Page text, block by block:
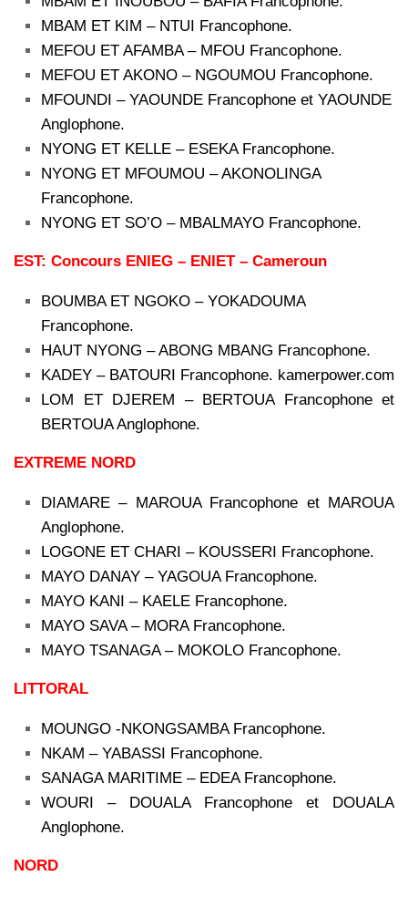
MBAM ET KIM – NTUI Francophone.
MEFOU ET AFAMBA – MFOU Francophone.
MEFOU ET AKONO – NGOUMOU Francophone.
MFOUNDI – YAOUNDE Francophone et YAOUNDE
Anglophone.
NYONG ET KELLE – ESEKA Francophone.
NYONG ET MFOUMOU – AKONOLINGA
Francophone.
NYONG ET SO’O – MBALMAYO Francophone.
EST: Concours ENIEG – ENIET – Cameroun
BOUMBA ET NGOKO – YOKADOUMA
Francophone.
HAUT NYONG – ABONG MBANG Francophone.
KADEY – BATOURI Francophone. kamerpower.com
LOM ET DJEREM – BERTOUA Francophone et
BERTOUA Anglophone.
EXTREME NORD
DIAMARE – MAROUA Francophone et MAROUA
Anglophone.
LOGONE ET CHARI – KOUSSERI Francophone.
MAYO DANAY – YAGOUA Francophone.
MAYO KANI – KAELE Francophone.
MAYO SAVA – MORA Francophone.
MAYO TSANAGA – MOKOLO Francophone.
LITTORAL
MOUNGO -NKONGSAMBA Francophone.
NKAM – YABASSI Francophone.
SANAGA MARITIME – EDEA Francophone.
WOURI – DOUALA Francophone et DOUALA
Anglophone.
NORD